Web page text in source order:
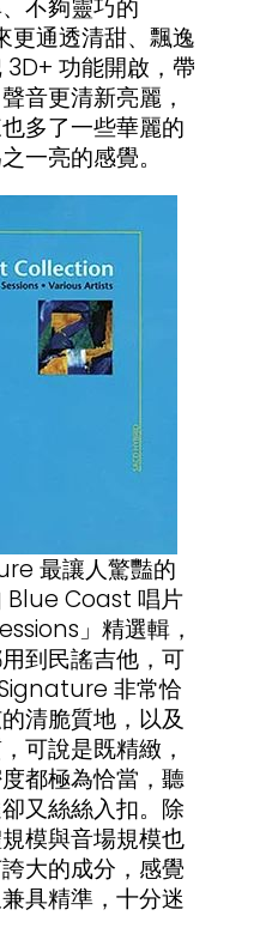
不夠靈巧的
更通透清甜、飄逸
功能開啟，帶
音更清新亮麗，
多了一些華麗的
一亮的感覺。
最讓人驚豔的
Blue Coast 唱片
」精選輯，
到民謠吉他，可
非常恰
清脆質地，以及
可說是既精緻，
都極為恰當，聽
又絲絲入扣。除
模與音場規模也
大的成分，感覺
具精準，十分迷